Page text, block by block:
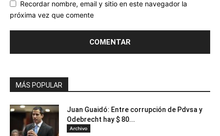
Recordar nombre, email y sitio en este navegador la
próxima vez que comente
MÁS POPULAR
Juan Guaidó: Entre corrupción de Pdvsa y
Odebrecht hay $ 80...
Archivo